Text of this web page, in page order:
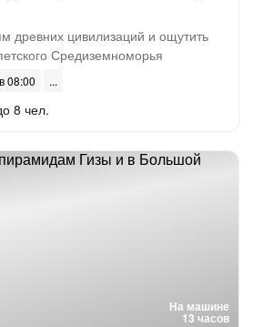
древних цивилизаций и ощутить
Средиземноморья
08:00
8 чел.
На машине
13 часов